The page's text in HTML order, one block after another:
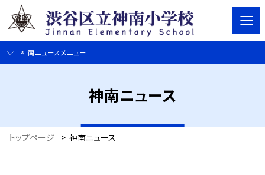
神南ニュースメニュー
神南ニュース
トップページ > 神南ニュース